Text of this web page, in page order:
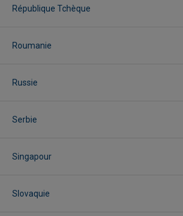
République Tchèque
Roumanie
Russie
Serbie
Singapour
Slovaquie